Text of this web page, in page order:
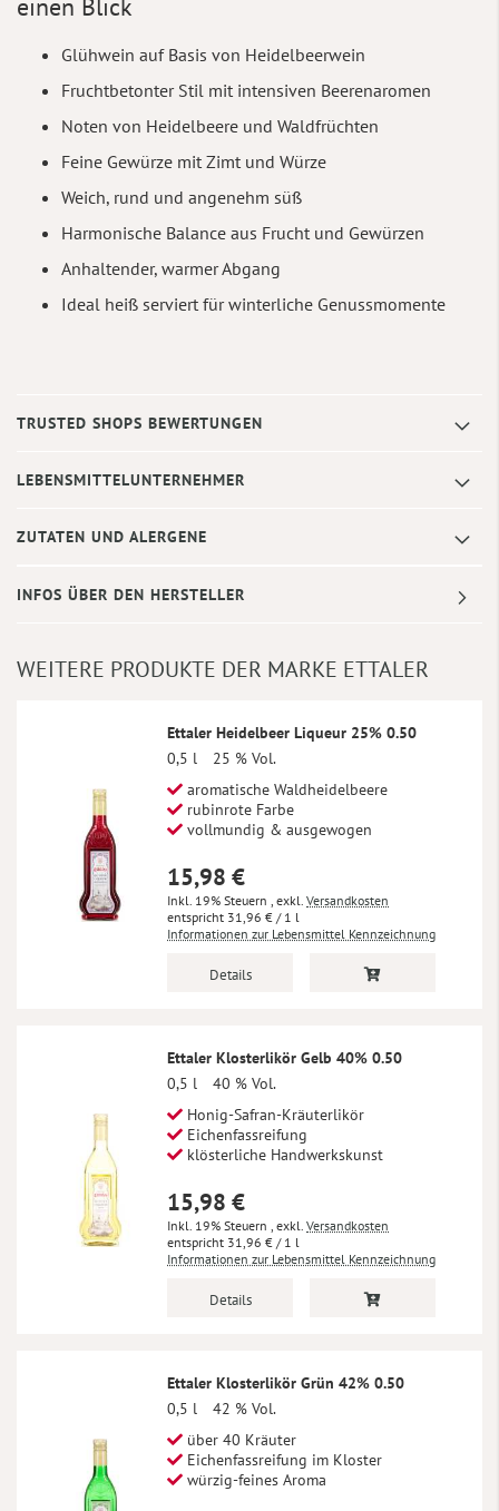
einen Blick
Glühwein auf Basis von Heidelbeerwein
Fruchtbetonter Stil mit intensiven Beerenaromen
Noten von Heidelbeere und Waldfrüchten
Feine Gewürze mit Zimt und Würze
Weich, rund und angenehm süß
Harmonische Balance aus Frucht und Gewürzen
Anhaltender, warmer Abgang
Ideal heiß serviert für winterliche Genussmomente
TRUSTED SHOPS BEWERTUNGEN
LEBENSMITTELUNTERNEHMER
ZUTATEN UND ALERGENE
INFOS ÜBER DEN HERSTELLER
WEITERE PRODUKTE DER MARKE ETTALER
Ettaler Heidelbeer Liqueur 25% 0.50
0,5 l
25 % Vol.
aromatische Waldheidelbeere
rubinrote Farbe
vollmundig & ausgewogen
15,98 €
Inkl. 19% Steuern , exkl. Versandkosten
31,96 € / 1 l
Informationen zur Lebensmittel Kennzeichnung
Details
Ettaler Klosterlikör Gelb 40% 0.50
0,5 l
40 % Vol.
Honig-Safran-Kräuterlikör
Eichenfassreifung
klösterliche Handwerkskunst
15,98 €
Inkl. 19% Steuern , exkl. Versandkosten
31,96 € / 1 l
Informationen zur Lebensmittel Kennzeichnung
Details
Ettaler Klosterlikör Grün 42% 0.50
0,5 l
42 % Vol.
über 40 Kräuter
Eichenfassreifung im Kloster
würzig-feines Aroma